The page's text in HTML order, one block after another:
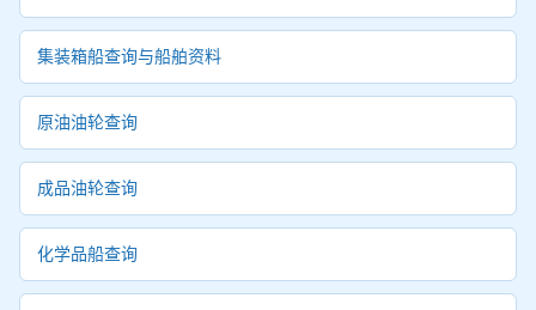
集装箱船查询与船舶资料
原油油轮查询
成品油轮查询
化学品船查询